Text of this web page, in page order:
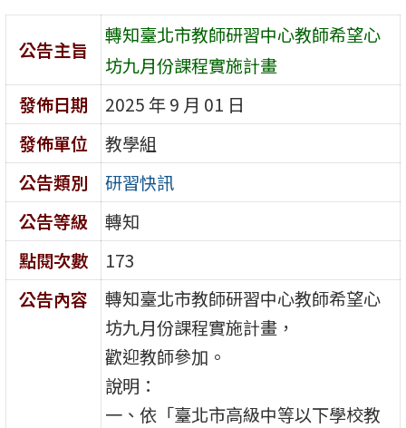
公告主旨
轉知臺北市教師研習中心教師希望心
坊九月份課程實施計畫
發佈日期
2025 年 9 月 01 日
發佈單位
教學組
公告類別
研習快訊
公告等級
轉知
點閱次數
173
公告內容
轉知臺北市教師研習中心教師希望心
坊九月份課程實施計畫，
歡迎教師參加。
說明：
一、依「臺北市高級中等以下學校教